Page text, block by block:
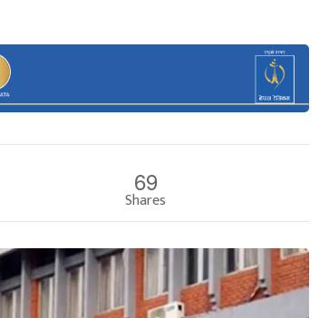
69
Shares